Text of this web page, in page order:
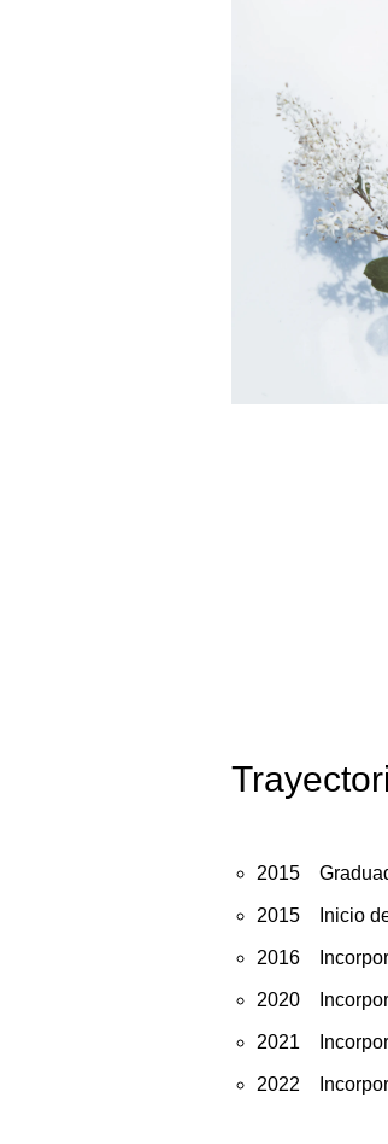
2015
2015 Inicio de
2016
2020
2021
2022